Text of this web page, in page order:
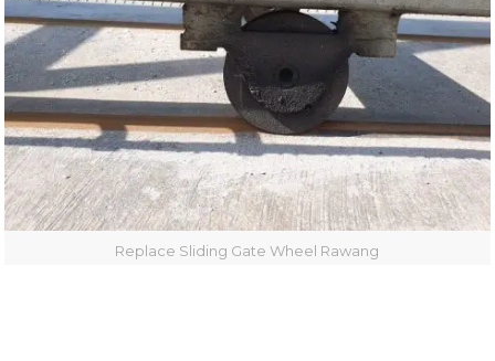
Replace Sliding Gate Wheel Rawang